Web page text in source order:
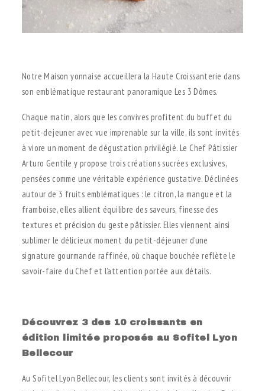
Notre Maison yonnaise accueillera la Haute Croissanterie dans
son emblématique restaurant panoramique Les 3 Dômes.
Chaque matin, alors que les convives profitent du buffet du
petit-dejeuner avec vue imprenable sur la ville, ils sont invités
à viore un moment de dégustation privilégié. Le Chef Pâtissier
Arturo Gentile y propose trois créations sucrées exclusives,
pensées comme une véritable expérience gustative. Déclinées
autour de 3 fruits emblématiques : le citron, la mangue et la
framboise, elles allient équilibre des saveurs, finesse des
textures et précision du geste pâtissier. Elles viennent ainsi
sublimer le délicieux moment du petit-déjeuner d’une
signature gourmande raffinée, où chaque bouchée reflète le
savoir-faire du Chef et l’attention portée aux détails.
Découvrez 3 des 10 croissants en
édition limitée proposés au Sofitel Lyon
Bellecour
Au Sofitel Lyon Bellecour, les clients sont invités à découvrir